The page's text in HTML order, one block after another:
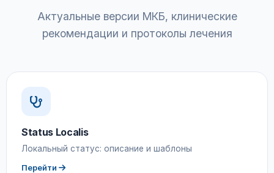
Актуальные версии МКБ, клинические
рекомендации и протоколы лечения
Status Localis
Локальный статус: описание и шаблоны
Перейти